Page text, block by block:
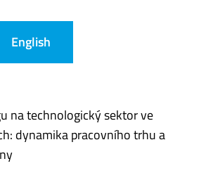
English
na technologický sektor ve
dynamika pracovního trhu a